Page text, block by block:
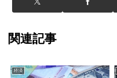
関連記事
経済